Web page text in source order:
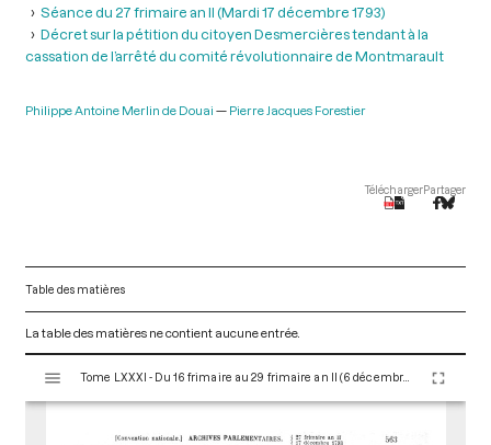
Séance du 27 frimaire an II (Mardi 17 décembre 1793)
Décret sur la pétition du citoyen Desmercières tendant à la
cassation de l’arrêté du comité révolutionnaire de Montmarault
Philippe Antoine Merlin de Douai Pierre Jacques Forestier
TéléchargerPartager
Table des matières
La table des matières ne contient aucune entrée.
s
Tome LXXXI - Du 16 frimaire au 29 frimaire an II (6 décembre au 19 décembre 1793)